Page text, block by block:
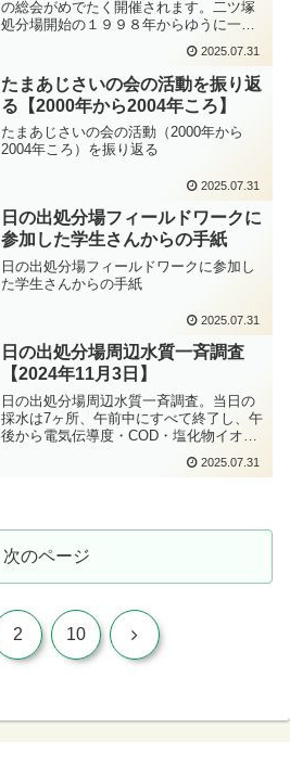
の総会がめでたく開催されます。二ツ塚
処分場開始の１９９８年からゆうに一世
子だった人たちも大きく成長し、新しい
感性でもって社会の要所で活躍されてい
ます。彼らの幼少期の感受...
2025.07.31
たまあじさいの会の活動を振り返
る【2000年から2004年ころ】
たまあじさいの会の活動（2000年から
2004年ころ）を振り返る
2025.07.31
日の出処分場フィールドワークに
参加した学生さんからの手紙
日の出処分場フィールドワークに参加し
た学生さんからの手紙
2025.07.31
日の出処分場周辺水質一斉調査
【2024年11月3日】
日の出処分場周辺水質一斉調査。当日の
採水は7ヶ所、午前中にすべて終了し、午
後から電気伝導度・COD・塩化物イオン
2025.07.31
次のページ
2 10 次